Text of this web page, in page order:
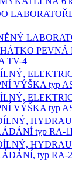
PEVNÁ
TV-4
VÝŠKA typ
VÝŠKA typ
typ RA-
typ RA-